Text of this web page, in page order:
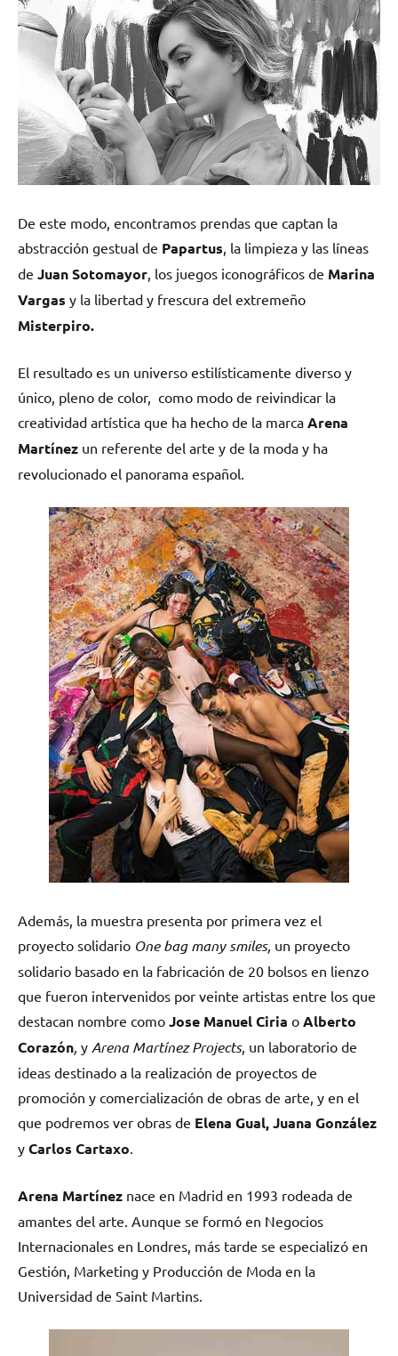
De este modo, encontramos prendas que captan la
abstracción gestual de Papartus , la limpieza y las líneas
de Juan Sotomayor , los juegos iconográficos de Marina
Vargas y la libertad y frescura del extremeño
Misterpiro.
El resultado es un universo estilísticamente diverso y
único, pleno de color, como modo de reivindicar la
creatividad artística que ha hecho de la marca Arena
Martínez un referente del arte y de la moda y ha
revolucionado el panorama español.
Además, la muestra presenta por primera vez el
proyecto solidario One bag many smiles, un proyecto
solidario basado en la fabricación de 20 bolsos en lienzo
que fueron intervenidos por veinte artistas entre los que
destacan nombre como Jose Manuel Ciria o Alberto
Corazón, y Arena Martínez Projects, un laboratorio de
ideas destinado a la realización de proyectos de
promoción y comercialización de obras de arte, y en el
que podremos ver obras de Elena Gual, Juana González
y Carlos Cartaxo
Arena Martínez nace en Madrid en 1993 rodeada de
amantes del arte. Aunque se formó en Negocios
Internacionales en Londres, más tarde se especializó en
Gestión, Marketing y Producción de Moda en la
Universidad de Saint Martins.